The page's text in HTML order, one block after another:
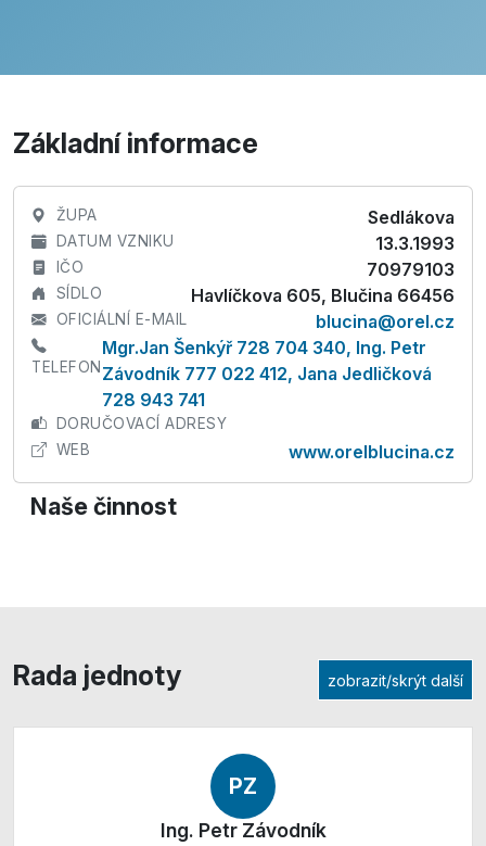
Základní informace
ŽUPA Sedlákova
DATUM VZNIKU 13.3.1993
IČO 70979103
SÍDLO Havlíčkova 605, Blučina 66456
OFICIÁLNÍ E-MAIL blucina@orel.cz
TELEFON
Mgr.Jan Šenkýř 728 704 340, Ing. Petr
Závodník 777 022 412, Jana Jedličková
728 943 741
DORUČOVACÍ ADRESY
WEB
www.orelblucina.cz
Naše činnost
Rada jednoty zobrazit/skrýt další
PZ
Ing. Petr Závodník